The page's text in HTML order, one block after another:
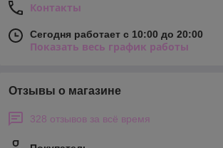
Контакты
Сегодня работает с 10:00 до 20:00
Показать весь график работы
Отзывы о магазине
328 отзывов за всё время